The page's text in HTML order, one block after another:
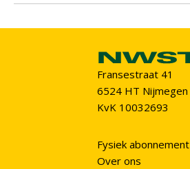
Fransestraat 41
6524 HT Nijmegen
KvK 10032693
Fysiek abonnement
Over ons